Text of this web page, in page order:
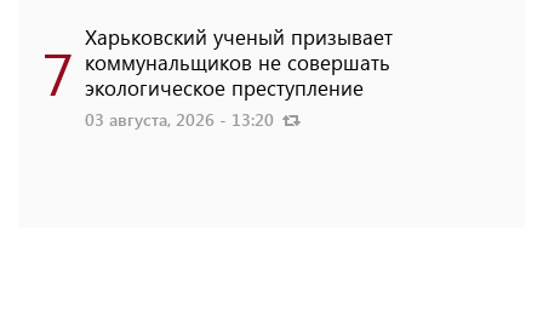
7 Харьковский ученый призывает
коммунальщиков не совершать
экологическое преступление
03 августа, 2026 - 13:20